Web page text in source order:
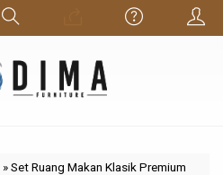
»Set Ruang Makan Klasik Premium